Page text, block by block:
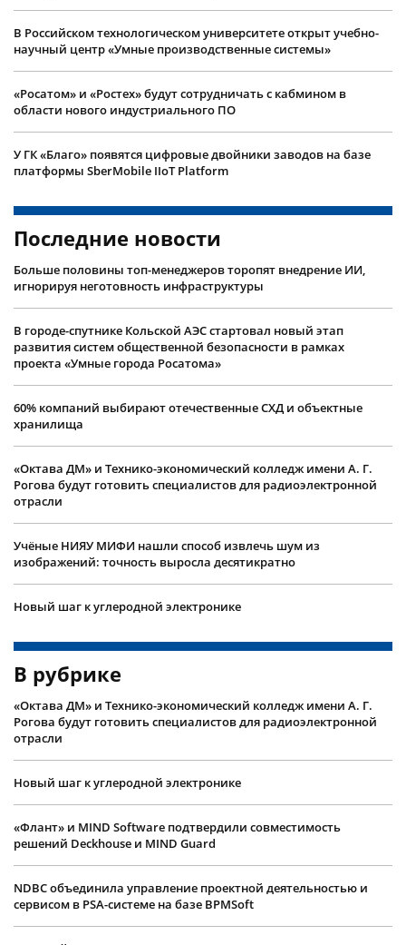
В Российском технологическом университете открыт учебно-
научный центр «Умные производственные системы»
«Росатом» и «Ростех» будут сотрудничать с кабмином в
области нового индустриального ПО
У ГК «Благо» появятся цифровые двойники заводов на базе
платформы SberMobile IIoT Platform
Последние новости
Больше половины топ-менеджеров торопят внедрение ИИ,
игнорируя неготовность инфраструктуры
В городе-спутнике Кольской АЭС стартовал новый этап
развития систем общественной безопасности в рамках
проекта «Умные города Росатома»
60% компаний выбирают отечественные СХД и объектные
хранилища
«Октава ДМ» и Технико-экономический колледж имени А. Г.
Рогова будут готовить специалистов для радиоэлектронной
отрасли
Учëные НИЯУ МИФИ нашли способ извлечь шум из
изображений: точность выросла десятикратно
Новый шаг к углеродной электронике
В рубрике
«Октава ДМ» и Технико-экономический колледж имени А. Г.
Рогова будут готовить специалистов для радиоэлектронной
отрасли
Новый шаг к углеродной электронике
«Флант» и MIND Software подтвердили совместимость
решений Deckhouse и MIND Guard
NDBC объединила управление проектной деятельностью и
сервисом в PSA-системе на базе BPMSoft